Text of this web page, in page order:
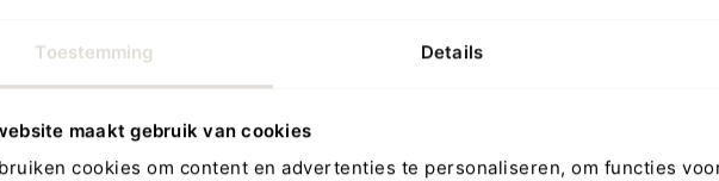
Toestemming Details
maakt gebruik van cookies
cookies om content en advertenties te personaliseren, om functies
Activiteitenknuffel Flamingo onderscheidt zich door haar veelzijdigheid. Dit is
te houden. Het is een ontdekkingstocht vol verrassende details. Kinderen
labels, geluidjes en structuren. Iedere aanraking zorgt voor nieuwe
gedurende verschillende ontwikkelingsfasen. Daarnaast is de flamingo